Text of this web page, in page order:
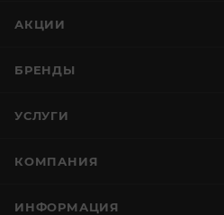
АКЦИИ
БРЕНДЫ
УСЛУГИ
КОМПАНИЯ
ИНФОРМАЦИЯ